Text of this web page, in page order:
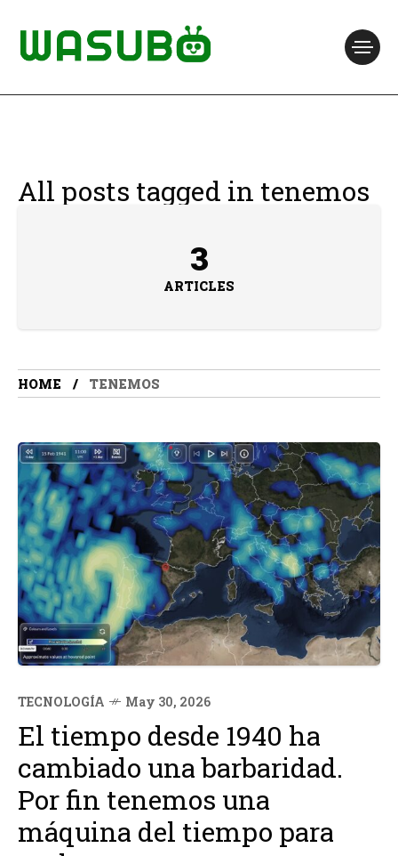
All posts tagged in tenemos
3
ARTICLES
HOME TENEMOS
TECNOLOGÍA May 30, 2026
El tiempo desde 1940 ha
cambiado una barbaridad.
Por fin tenemos una
máquina del tiempo para